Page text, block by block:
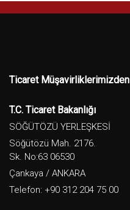
Ticaret Müşavirliklerimizden
T.C. Ticaret Bakanlığı
SÖĞÜTÖZÜ YERLEŞKESİ
Söğütözü Mah. 2176.
Sk. No:63 06530
Çankaya / ANKARA
Telefon: +90 312 204 75 00